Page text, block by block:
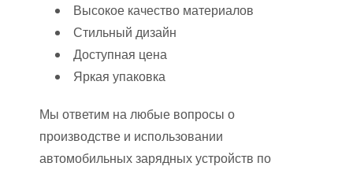
Высокое качество материалов
Стильный дизайн
Доступная цена
Яркая упаковка
Мы ответим на любые вопросы о
производстве и использовании
автомобильных зарядных устройств по